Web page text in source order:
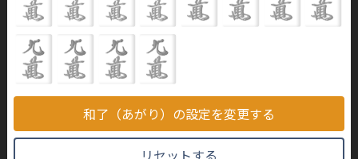
和了（あがり）の設定を変更する
リセットする